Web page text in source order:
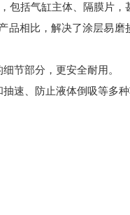
包括气缸主体、隔膜片，
相比，解决了涂层易磨
节部分，更安全耐用。
速、防止液体倒吸等多种